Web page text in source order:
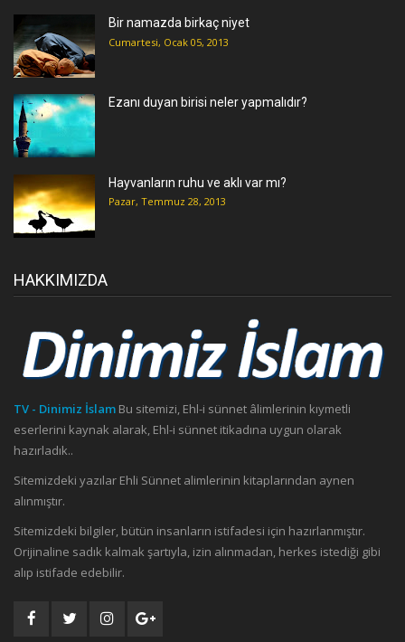
Bir namazda birkaç niyet
Cumartesi, Ocak 05, 2013
Ezanı duyan birisi neler yapmalıdır?
Hayvanların ruhu ve aklı var mı?
Pazar, Temmuz 28, 2013
HAKKIMIZDA
TV - Dinimiz İslam Bu sitemizi, Ehl-i sünnet âlimlerinin kıymetli
eserlerini kaynak alarak, Ehl-i sünnet itikadına uygun olarak
hazırladık..
Sitemizdeki yazılar Ehli Sünnet alimlerinin kitaplarından aynen
alınmıştır.
Sitemizdeki bilgiler, bütün insanların istifadesi için hazırlanmıştır.
Orijinaline sadık kalmak şartıyla, izin alınmadan, herkes istediği gibi
alıp istifade edebilir.